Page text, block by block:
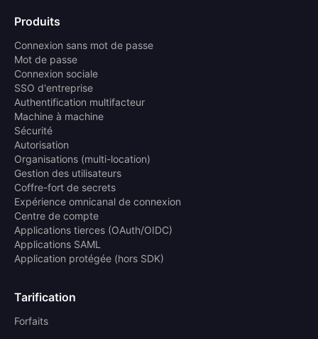
Produits
Connexion sans mot de passe
Mot de passe
Connexion sociale
SSO d'entreprise
Authentification multifacteur
Machine à machine
Sécurité
Autorisation
Organisations (multi-location)
Gestion des utilisateurs
Coffre-fort de secrets
Expérience omnicanal de connexion
Centre de compte
Applications tierces (OAuth/OIDC)
Applications SAML
Application protégée (hors SDK)
Tarification
Forfaits